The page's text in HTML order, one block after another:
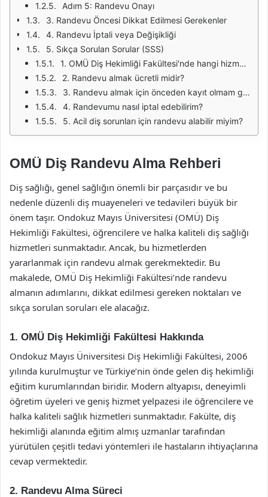
Adım 5: Randevu Onayı
3. Randevu Öncesi Dikkat Edilmesi Gerekenler
4. Randevu İptali veya Değişikliği
5. Sıkça Sorulan Sorular (SSS)
1. OMÜ Diş Hekimliği Fakültesi'nde hangi hizmetler sunulmaktadır?
2. Randevu almak ücretli midir?
3. Randevu almak için önceden kayıt olmam gerekiyor mu?
4. Randevumu nasıl iptal edebilirim?
5. Acil diş sorunları için randevu alabilir miyim?
OMÜ Diş Randevu Alma Rehberi
Diş sağlığı, genel sağlığın önemli bir parçasıdır ve bu
nedenle düzenli diş muayeneleri ve tedavileri büyük bir
önem taşır. Ondokuz Mayıs Üniversitesi (OMÜ) Diş
Hekimliği Fakültesi, öğrencilere ve halka kaliteli diş sağlığı
hizmetleri sunmaktadır. Ancak, bu hizmetlerden
yararlanmak için randevu almak gerekmektedir. Bu
makalede, OMÜ Diş Hekimliği Fakültesi’nde randevu
almanın adımlarını, dikkat edilmesi gereken noktaları ve
sıkça sorulan soruları ele alacağız.
1. OMÜ Diş Hekimliği Fakültesi Hakkında
Ondokuz Mayıs Üniversitesi Diş Hekimliği Fakültesi, 2006
yılında kurulmuştur ve Türkiye’nin önde gelen diş hekimliği
eğitim kurumlarından biridir. Modern altyapısı, deneyimli
öğretim üyeleri ve geniş hizmet yelpazesi ile öğrencilere ve
halka kaliteli sağlık hizmetleri sunmaktadır. Fakülte, diş
hekimliği alanında eğitim almış uzmanlar tarafından
yürütülen çeşitli tedavi yöntemleri ile hastaların ihtiyaçlarına
cevap vermektedir.
2. Randevu Alma Süreci